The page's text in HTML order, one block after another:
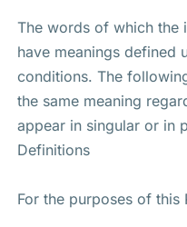
The words of which the
have meanings defined
conditions. The
the same meaning
appear in singular or in
Definitions
For the purposes of this